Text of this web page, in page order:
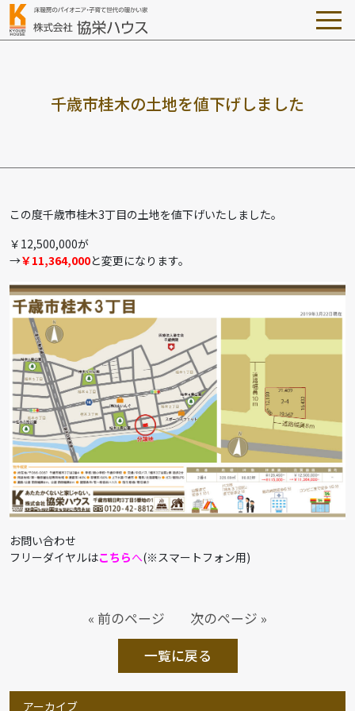
千歳市桂木の土地を値下げしま した
この度千歳市桂木3丁目の土地を値下げいたしました。
￥12,500,000が
→￥11,364,000と変更になります。
お問い合わせ
フリーダイヤルはこちらへ(※スマートフォン用)
« 前のページ
一覧に戻る
次のページ »
アーカイブ